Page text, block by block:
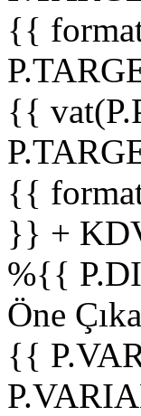
{{
{{
{{
}} +
%{{
Öne
{{